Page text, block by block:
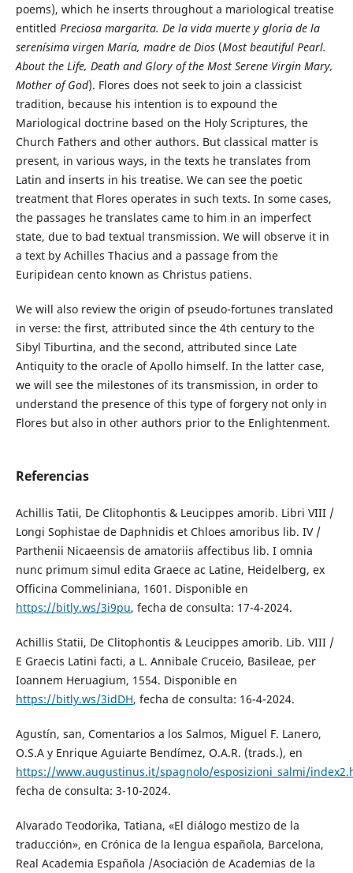
poems), which he inserts throughout a mariological treatise
entitled Preciosa margarita. De la vida muerte y gloria de la
serenísima virgen María, madre de Dios(Most beautiful Pearl.
About the Life, Death and Glory of the Most Serene Virgin Mary,
Mother of God). Flores does not seek to join a classicist
tradition, because his intention is to expound the
Mariological doctrine based on the Holy Scriptures, the
Church Fathers and other authors. But classical matter is
present, in various ways, in the texts he translates from
Latin and inserts in his treatise. We can see the poetic
treatment that Flores operates in such texts. In some cases,
the passages he translates came to him in an imperfect
state, due to bad textual transmission. We will observe it in
a text by Achilles Thacius and a passage from the
Euripidean cento known as Christus patiens.
We will also review the origin of pseudo-fortunes translated
in verse: the first, attributed since the 4th century to the
Sibyl Tiburtina, and the second, attributed since Late
Antiquity to the oracle of Apollo himself. In the latter case,
we will see the milestones of its transmission, in order to
understand the presence of this type of forgery not only in
Flores but also in other authors prior to the Enlightenment.
Referencias
Achillis Tatii, De Clitophontis & Leucippes amorib. Libri VIII /
Longi Sophistae de Daphnidis et Chloes amoribus lib. IV /
Parthenii Nicaeensis de amatoriis affectibus lib. I omnia
nunc primum simul edita Graece ac Latine, Heidelberg, ex
Officina Commeliniana, 1601. Disponible en
https://bitly.ws/3i9pu, fecha de consulta: 17-4-2024.
Achillis Statii, De Clitophontis & Leucippes amorib. Lib. VIII /
E Graecis Latini facti, a L. Annibale Cruceio, Basileae, per
Ioannem Heruagium, 1554. Disponible en
https://bitly.ws/3idDH, fecha de consulta: 16-4-2024.
Agustín, san, Comentarios a los Salmos, Miguel F. Lanero,
O.S.A y Enrique Aguiarte Bendímez, O.A.R. (trads.), en
https://www.augustinus.it/spagnolo/esposizioni_salmi/
fecha de consulta: 3-10-2024.
Alvarado Teodorika, Tatiana, «El diálogo mestizo de la
traducción», en Crónica de la lengua española, Barcelona,
Real Academia Española /Asociación de Academias de la